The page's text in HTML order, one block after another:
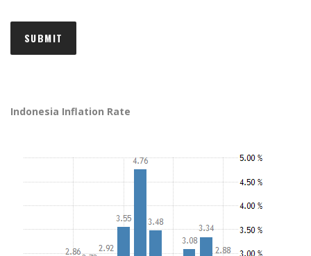
Indonesia Inflation Rate